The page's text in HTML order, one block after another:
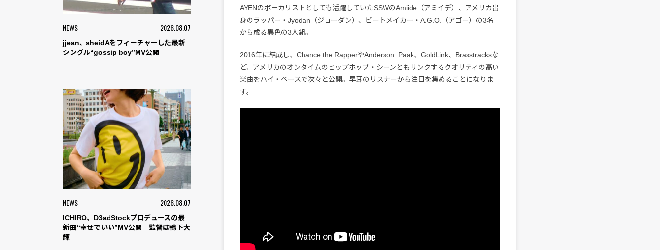
NEWS 2026.08.07
jjean、sheidAをフィーチャーした最新
シングル“gossip boy”MV公開
NEWS 2026.08.07
ICHIRO、D3adStockプロデュースの最
新曲“幸せでいい”MV公開 監督は鴨下大
輝
AYENのボーカリストとしても活躍していたSSWのAmiide（アミイデ）、アメリカ出
身のラッパー・Jyodan（ジョーダン）、ビートメイカー・A.G.O.（アゴー）の3名
から成る異色の3人組。
2016年に結成し、Chance the RapperやAnderson .Paak、GoldLink、Brasstracksな
ど、アメリカのオンタイムのヒップホップ・シーンともリンクするクオリティの高い
楽曲をハイ・ペースで次々と公開。早耳のリスナーから注目を集めることになりま
す。